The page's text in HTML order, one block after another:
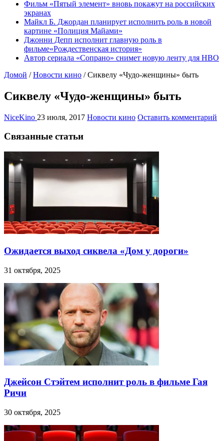
Фильм «Пятый элемент» вновь покажут на российских
экранах
Майкл Б. Джордан планирует исполнить роль в новой
картине «Полиция Майами»
Джонни Депп исполнит главную роль в
фильме«Рождественская история»
Автор сериала «Сопрано» снимет новую ленту для HBO
Домой / Новости кино / Сиквелу «Чудо-женщины» быть
Сиквелу «Чудо-женщины» быть
NiceKino 23 июля, 2017 Новости кино Оставить комментарий
Связанные статьи
Ожидается выход сиквела «Дом у дороги»
31 октября, 2025
Джейсон Стэйтем исполнит роль в фильме Гая
Ричи
30 октября, 2025